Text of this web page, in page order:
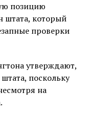
позицию
штата, который
проверки
утверждают,
поскольку
на